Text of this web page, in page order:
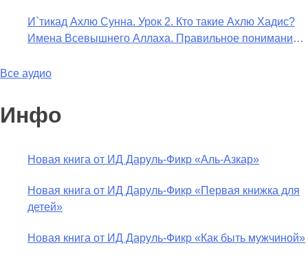
Что означает утверждение сифата «биля кейфа» (без
образа)?
И`тикад Ахлю Сунна. Урок 2. Кто такие Ахлю Хадис?
Имена Всевышнего Аллаха. Правильное понимание
Все аудио
Инфо
Новая книга от ИД Даруль-Фикр «Аль-Азкар»
Новая книга от ИД Даруль-Фикр «Первая книжка для
детей»
Новая книга от ИД Даруль-Фикр «Как быть мужчиной»